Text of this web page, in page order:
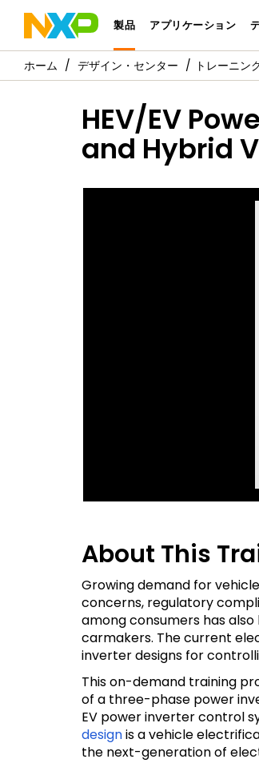
製品 アプリケーション
デザイン・センター トレーニン
HEV/EV
and Hybrid
About This
Growing demand for
concerns, regulatory
among consumers has
carmakers. The current
inverter designs for
This on-demand training
of a three-phase power
EV power inverter control
designis a vehicle
the next-generation of